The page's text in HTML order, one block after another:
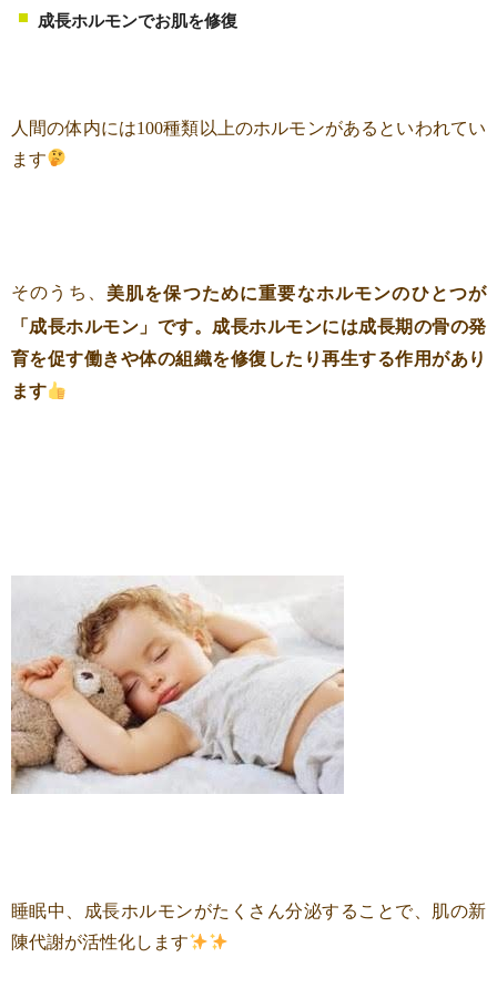
成長ホルモンでお肌を修復
人間の体内には100種類以上のホルモンがあるといわれてい
ます
そのうち、 美肌を保つために重要なホルモンのひとつが
「成長ホルモン」です。成長ホルモンには成長期の骨の発
育を促す働きや体の組織を修復したり再生する作用があり
ます
睡眠中、成長ホルモンがたくさん分泌することで、肌の新
陳代謝が活性化します